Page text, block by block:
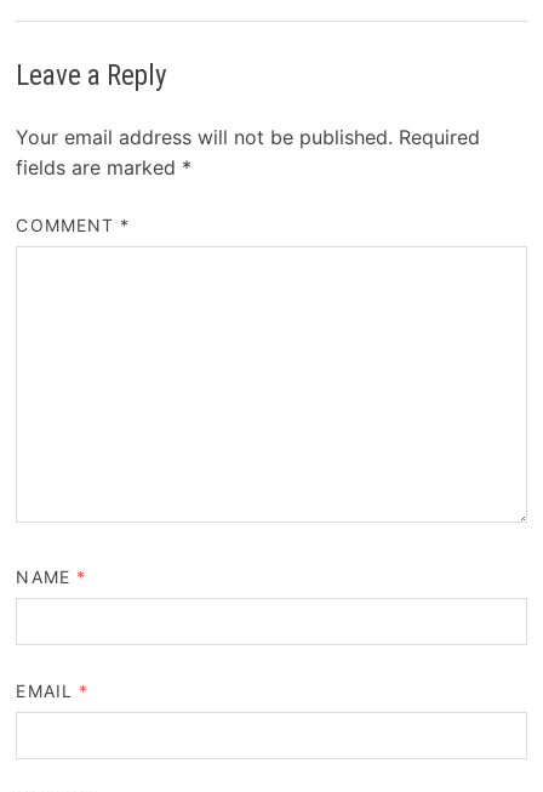
Leave a Reply
Your email address will not be published. Required
fields are marked *
COMMENT *
NAME *
EMAIL *